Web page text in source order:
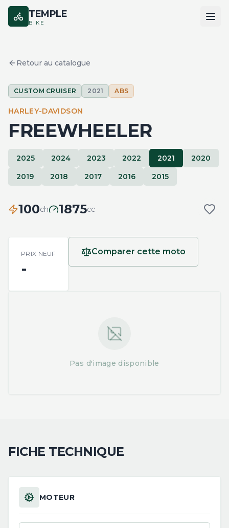
TEMPLE
BIKE
MARQUES
COMPARER
Retour au catalogue
CUSTOM CRUISER 2021 ABS
HARLEY-DAVIDSON
FREEWHEELER
2025 2024 2023 2022 2021
2020
2019
2018 2017 2016 2015
100ch 1875cc
PRIX NEUF
-
Comparer cette moto
Pas d'image disponible
FICHE TECHNIQUE
MOTEUR